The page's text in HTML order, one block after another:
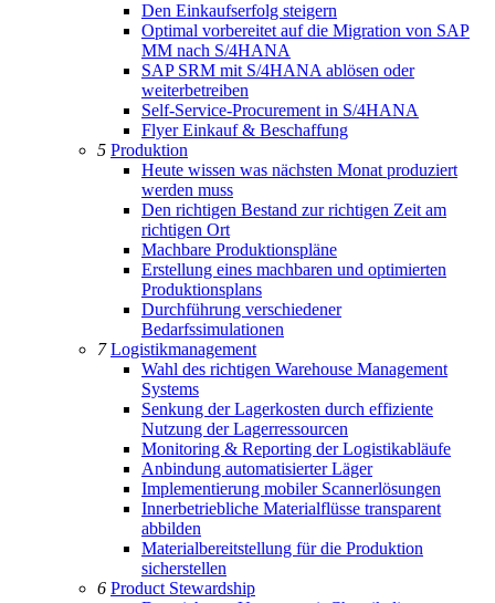
Den Einkaufserfolg steigern
Optimal vorbereitet auf die Migration von SAP
MM nach S/4HANA
SAP SRM mit S/4HANA ablösen oder
weiterbetreiben
Self-Service-Procurement in S/4HANA
Flyer Einkauf & Beschaffung
5 Produktion
Heute wissen was nächsten Monat produziert
werden muss
Den richtigen Bestand zur richtigen Zeit am
richtigen Ort
Machbare Produktionspläne
Erstellung eines machbaren und optimierten
Produktionsplans
Durchführung verschiedener
Bedarfssimulationen
7Logistikmanagement
Wahl des richtigen Warehouse Management
Systems
Senkung der Lagerkosten durch effiziente
Nutzung der Lagerressourcen
Monitoring & Reporting der Logistikabläufe
Anbindung automatisierter Läger
Implementierung mobiler Scannerlösungen
Innerbetriebliche Materialflüsse transparent
abbilden
Materialbereitstellung für die Produktion
sicherstellen
6 Product Stewardship